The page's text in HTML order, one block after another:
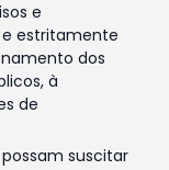
e
estritamente
dos
à
de
suscitar